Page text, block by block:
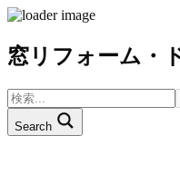
窓リフォーム・
Search